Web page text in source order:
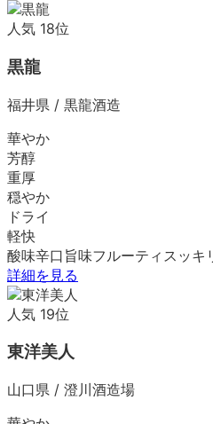
人気 18位
黒龍
福井県 / 黒龍酒造
華やか
芳醇
重厚
穏やか
ドライ
軽快
酸味辛口 旨味フルーティ スッキ
詳細を見る
人気 19位
東洋美人
山口県 / 澄川酒造場